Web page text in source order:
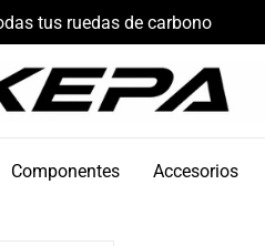
tus ruedas de carbono
Componentes Accesorios